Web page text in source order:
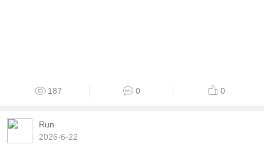
187 0 0
Run
2026-6-22